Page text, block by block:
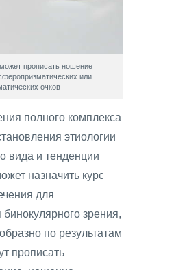
прописать ношение
или
очков
полного комплекса
этиологии
вида и тенденции
назначить курс
для
зрения,
по результатам
прописать